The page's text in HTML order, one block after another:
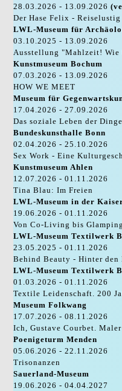
28.03.2026 - 13.09.2026
Der Hase Felix - Reiselustig
LWL-Museum für
03.10.2025 - 13.09.2026
Ausstellung "Mahlzeit! Wie
Kunstmuseum Bochum
07.03.2026 - 13.09.2026
HOW WE MEET
Museum für
17.04.2026 - 27.09.2026
Das soziale Leben der Dinge
Bundeskunsthalle Bonn
02.04.2026 - 25.10.2026
Sex Work - Eine
Kunstmuseum Ahlen
12.07.2026 - 01.11.2026
Tina Blau: Im Freien
LWL-Museum in der
19.06.2026 - 01.11.2026
Von Co-Living bis Glamping
LWL-Museum Textilwerk
23.05.2025 - 01.11.2026
Behind Beauty - Hinter
LWL-Museum Textilwerk
01.03.2026 - 01.11.2026
Textile Leidenschaft. 200
Museum Folkwang
17.07.2026 - 08.11.2026
Ich, Gustave Courbet.
Poenigeturm Menden
05.06.2026 - 22.11.2026
Trisonanzen
Sauerland-Museum
19.06.2026 - 04.04.2027